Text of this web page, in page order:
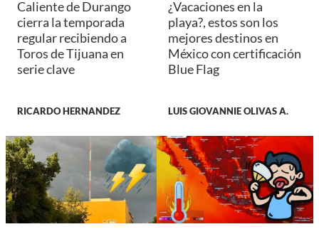
Caliente de Durango
cierra la temporada
regular recibiendo a
Toros de Tijuana en
serie clave
RICARDO HERNANDEZ
¿Vacaciones en la
playa?, estos son los
mejores destinos en
México con certificación
Blue Flag
LUIS GIOVANNIE OLIVAS A.